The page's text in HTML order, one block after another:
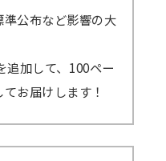
公布など影響の大
追加して、100ペー
お届けします！